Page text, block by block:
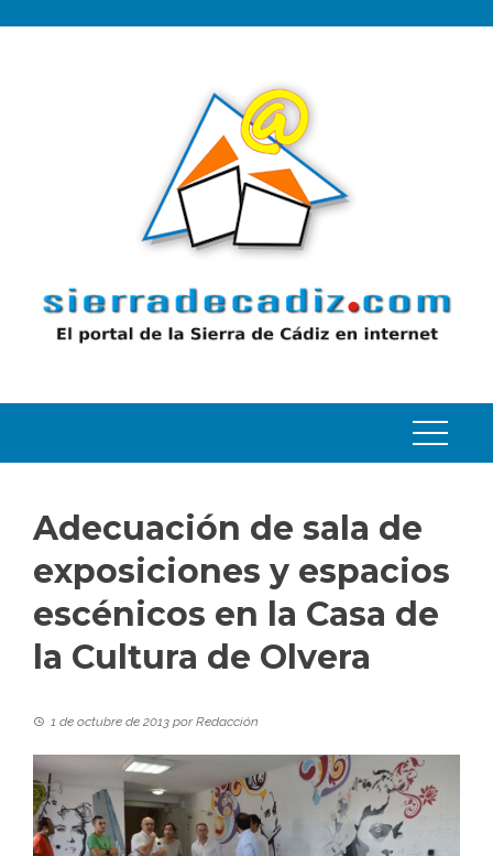
Adecuación de sala de
exposiciones y espacios
escénicos en la Casa de
la Cultura de Olvera
1 de octubre de 2013 porRedacción